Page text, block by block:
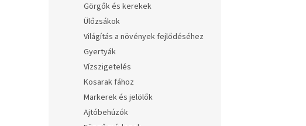
Görgők és kerekek
Ülőzsákok
Világítás a növények fejlődéséhez
Gyertyák
Vízszigetelés
Kosarak fához
Markerek és jelölők
Ajtóbehúzók